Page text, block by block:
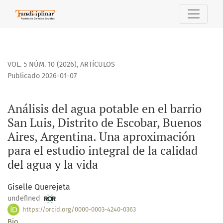
Análisis del agua potable en el barrio San Luis, Distrito
VOL. 5 NÚM. 10 (2026), ARTÍCULOS
Análisis del agua potable en el barrio
San Luis, Distrito de Escobar, Buenos
Aires, Argentina. Una aproximación
para el estudio integral de la calidad
del agua y la vida
Publicado 2026-01-07
Giselle Querejeta
undefined
https://orcid.org/0000-0003-4240-0363